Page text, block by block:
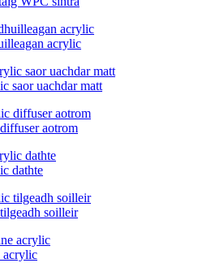
acrylic
saor uachdar matt
aotrom
dathte
soilleir
acrylic